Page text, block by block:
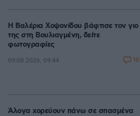
Η Βαλέρια Χοψονίδου βάφτισε τον γιο
της στη Βουλιαγμένη, δείτε
φωτογραφίες
09.08.2026, 09:44 10
Άλογα χορεύουν πάνω σε σπασμένα